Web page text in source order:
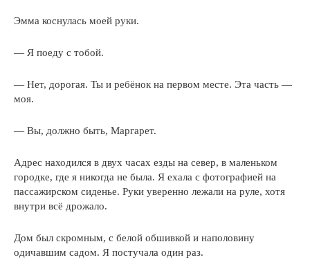
Эмма коснулась моей руки.
— Я поеду с тобой.
— Нет, дорогая. Ты и ребёнок на первом месте. Эта часть —
моя.
— Вы, должно быть, Маргарет.
Адрес находился в двух часах езды на север, в маленьком
городке, где я никогда не была. Я ехала с фотографией на
пассажирском сиденье. Руки уверенно лежали на руле, хотя
внутри всё дрожало.
Дом был скромным, с белой обшивкой и наполовину
одичавшим садом. Я постучала один раз.